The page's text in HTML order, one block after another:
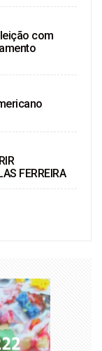
com
FERREIRA